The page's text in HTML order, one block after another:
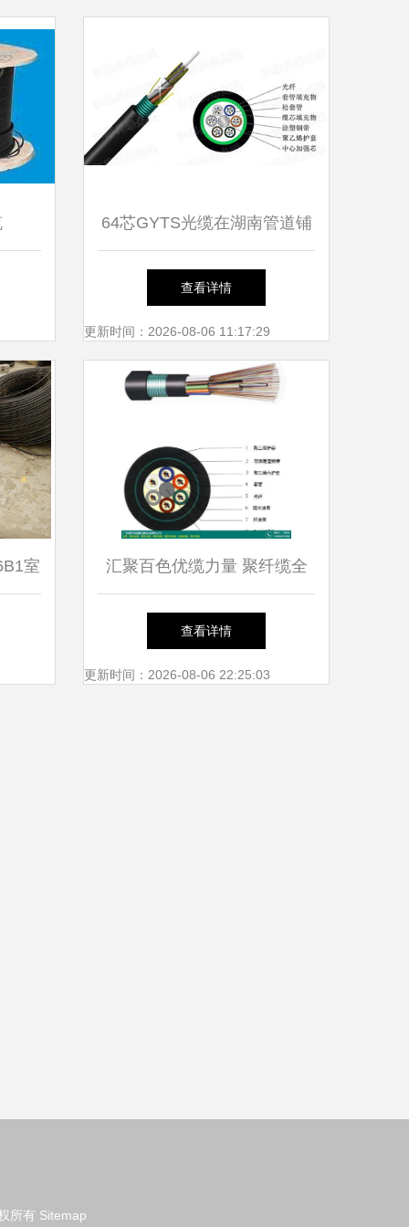
64芯GYTS光缆在湖南管道铺
设中的优势与价格影响因素分
析
查看详情
更新时间：2026-08-06 11:17:29
室 汇聚百色优缆力量 聚纤缆全
系产品、价格与厂商一站式观
察
查看详情
更新时间：2026-08-06 22:25:03
所有 Sitemap